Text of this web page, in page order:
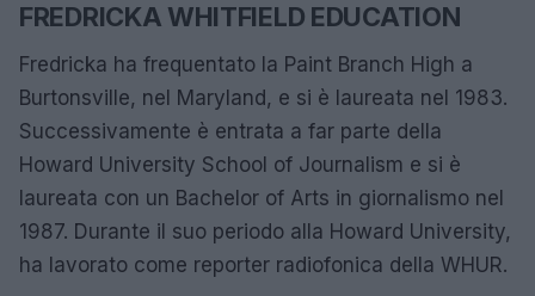
FREDRICKA WHITFIELD EDUCATION
Fredricka ha frequentato la Paint Branch High a
Burtonsville, nel Maryland, e si è laureata nel 1983.
Successivamente è entrata a far parte della
Howard University School of Journalism e si è
laureata con un Bachelor of Arts in giornalismo nel
1987. Durante il suo periodo alla Howard University,
ha lavorato come reporter radiofonica della WHUR.